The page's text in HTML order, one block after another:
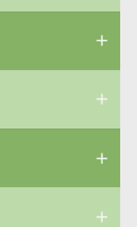
add
add
add
add